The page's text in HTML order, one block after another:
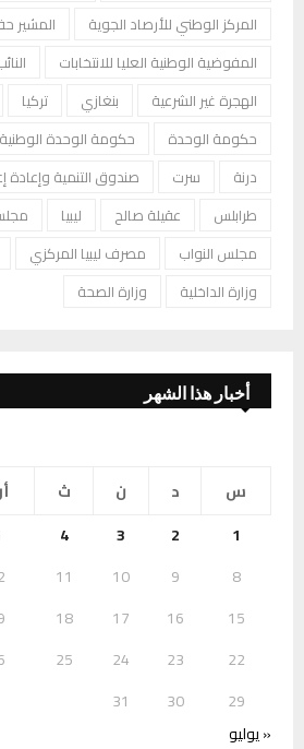
المركز الوطني للأرصاد الجوية
المشير
المفوضية الوطنية العليا للانتخابات
الهجرة غير الشرعية
بنغازي تركيا
حكومة الوحدة
حكومة الوحدة الوطنية
درنة
سرت صندوق التنمية وإعادة
طرابلس
عقيلة صالح ليبيا
مجلس النواب
مصرف ليبيا المركزي
وزارة الداخلية
وزارة الصحة
أخبار هذا الشهر
س
د ن ث
1
2
3
4
8
9
10
11
15
16
17
18
22
23
24
25
29
30
31
« يوليو